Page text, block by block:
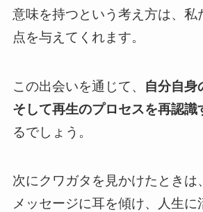
意味を持つという考え方は、私
点を与えてくれます。
この出会いを通じて、 自分自身
そして再生のプロセスを再認識
るでしょう。
次にクワガタを見かけたときは
メッセージに耳を傾け、人生に